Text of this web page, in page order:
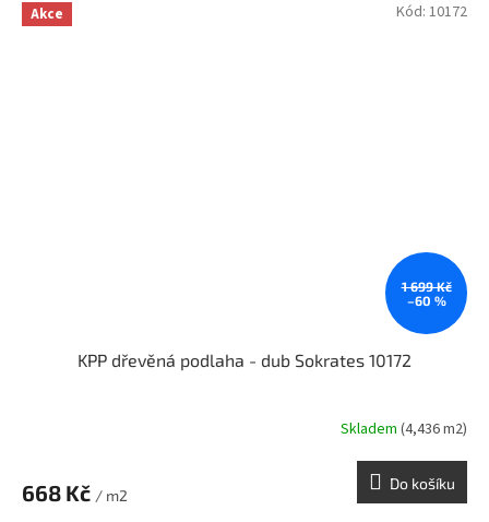
Akce
1 699 Kč
–60 %
KPP dřevěná podlaha - dub Sokrates 10172
Skladem (4,436 m2)
668 Kč / m2
Do košíku
Kód: 10172